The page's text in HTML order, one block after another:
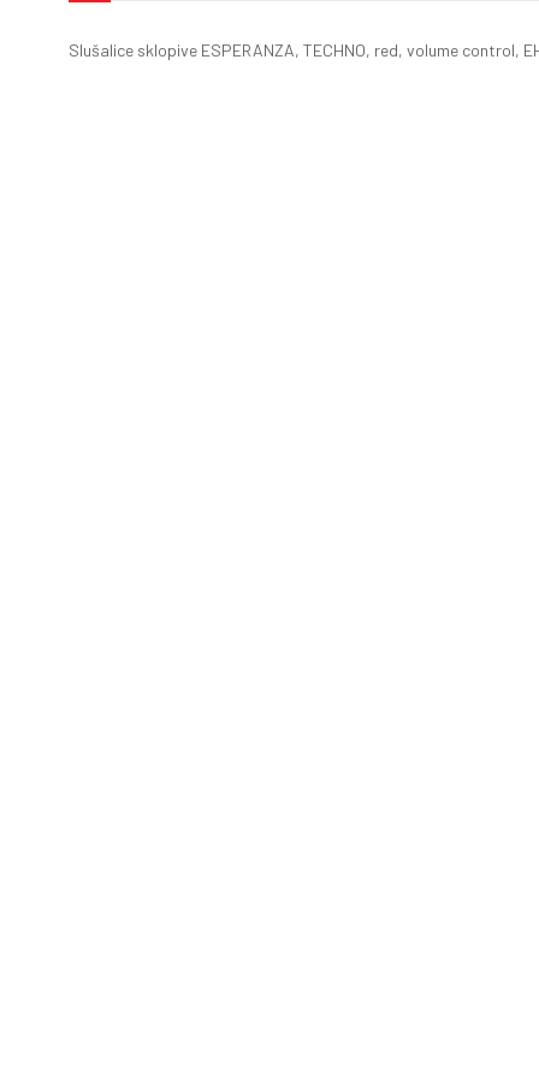
Slušalice sklopive ESPERANZA, TECHNO, red, volume control,